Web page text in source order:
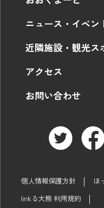
ニュース・イベン
近隣施設・観光ス
アクセス
お問い合わせ
個人情報保護方針
ほ
linkる大熊 利用規約